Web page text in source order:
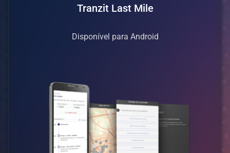
Tranzit Last Mile
Disponível para Android